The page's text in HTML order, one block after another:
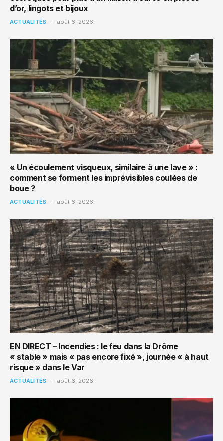
d’or, lingots et bijoux
ACTUALITÉS août 6, 2026
« Un écoulement visqueux, similaire à une lave » :
comment se forment les imprévisibles coulées de
boue ?
ACTUALITÉS août 6, 2026
EN DIRECT – Incendies : le feu dans la Drôme
« stable » mais « pas encore fixé », journée « à haut
risque » dans le Var
ACTUALITÉS août 6, 2026